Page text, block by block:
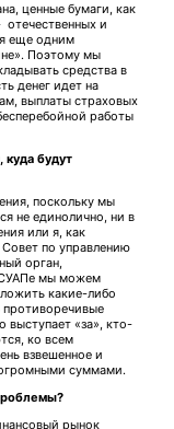
ценные бумаги, как
отечественных и
еще одним
Поэтому мы
средства в
денег идет на
выплаты страховых
работы
будут
поскольку мы
не единолично, ни в
или я, как
по управлению
орган,
СУАПе мы можем
какие-либо
противоречивые
выступает «за», кто-
ко всем
взвешенное и
суммами.
рынок